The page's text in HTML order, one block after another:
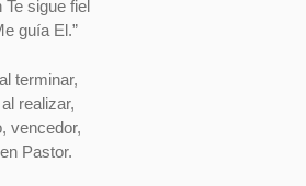
Te sigue fiel
guía El.”
terminar,
realizar,
vencedor,
Pastor.